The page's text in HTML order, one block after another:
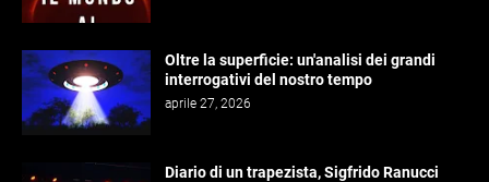
Oltre la superficie: un'analisi dei grandi
interrogativi del nostro tempo
aprile 27, 2026
Diario di un trapezista, Sigfrido Ranucci